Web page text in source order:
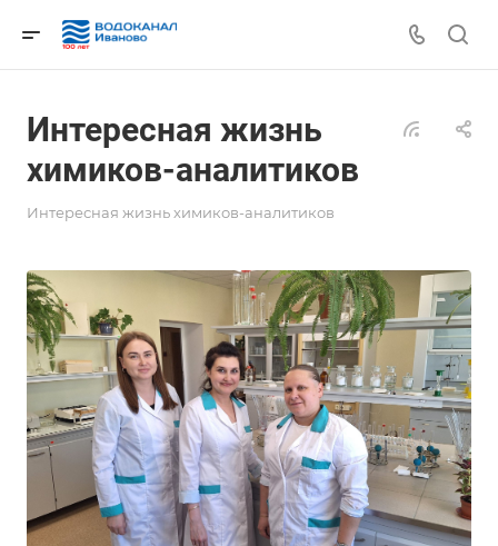
Интересная жизнь
химиков-аналитиков
Интересная жизнь химиков-аналитиков